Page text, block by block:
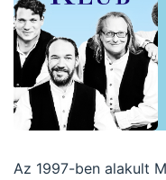
Az 1997-ben alakult